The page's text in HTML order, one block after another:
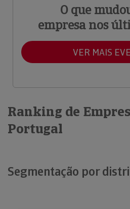
O que
empresa nos
VER MAIS
Ranking de
Portugal
Segmentação por